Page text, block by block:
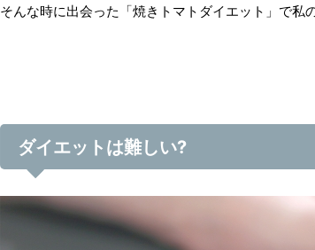
そんな時に出会った「焼きトマトダイエット」で私
ダイエットは難しい?